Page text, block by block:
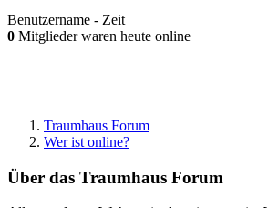
Benutzername - Zeit
0 Mitglieder waren heute online
Traumhaus Forum
Wer ist online?
Über das Traumhaus Forum